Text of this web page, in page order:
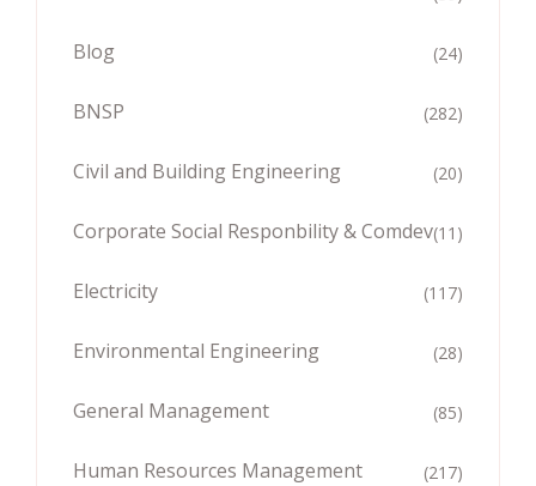
Blog (24)
BNSP (282)
Civil and Building Engineering (20)
Corporate Social Responbility & Comdev(11)
Electricity (117)
Environmental Engineering (28)
General Management (85)
Human Resources Management (217)